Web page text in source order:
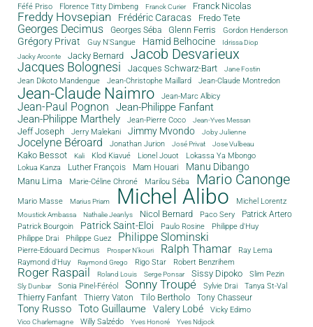
Féfé Priso Florence Titty Dimbeng Franck Curier Franck Nicolas
Freddy Hovsepian Frédéric Caracas Fredo Tete
Georges Decimus Georges Séba Glenn Ferris Gordon Henderson
Grégory Privat Guy N'Sangue Hamid Belhocine
Idrissa Diop
Jacky Arconte
Jacky Bernard Jacob Desvarieux
Jacques Bolognesi Jacques Schwarz-Bart Jane Fostin
Jean Dikoto Mandengue Jean-Christophe Maillard Jean-Claude Montredon
Jean-Claude Naimro Jean-Marc Albicy
Jean-Paul Pognon
Jean-Philippe Fanfant
Jean-Philippe Marthely
Jean-Pierre Coco Jean-Yves Messan
Jeff Joseph Jerry Malekani Jimmy Mvondo Joby Julienne
Jocelyne Béroard Jonathan Jurion José Privat Jose Vulbeau
Kako Bessot Kali Klod Kiavué Lionel Jouot
Lokassa Ya Mbongo
Lokua Kanza
Luther François Mam Houari Manu Dibango
Manu Lima Marie-Céline Chroné Marilou Séba Mario Canonge
Mario Masse Marius Priam Michel Alibo Michel Lorentz
Moustick Ambassa Nathalie Jeanlys Nicol Bernard Paco Sery
Patrick Artero
Patrick Bourgoin
Patrick Saint-Eloi Paulo Rosine
Philippe d'Huy
Philippe Drai
Philippe Guez Philippe Slominski
Pierre-Edouard Decimus Prosper N'kouri Ralph Thamar
Ray Lema
Raymond d'Huy
Raymond Grego Rigo Star Robert Benzrihem
Roger Raspail Roland Louis Serge Ponsar Sissy Dipoko Slim Pezin
Sly Dunbar Sonia Pinel-Féréol Sonny Troupé Sylvie Drai Tanya St-Val
Thierry Fanfant Thierry Vaton Tilo Bertholo Tony Chasseur
Tony Russo Toto Guillaume Valery Lobé Vicky Edimo
Vico Charlemagne Willy Salzédo Yves Honoré Yves Ndjock